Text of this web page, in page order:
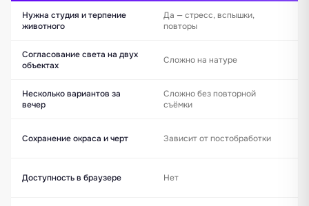
Нужна студия и терпение
животного
Да — стресс, вспышки,
повторы
Согласование света на двух
объектах
Сложно на натуре
Несколько вариантов за
вечер
Сложно без повторной
съёмки
Сохранение окраса и черт Зависит от постобработки
Доступность в браузере Нет